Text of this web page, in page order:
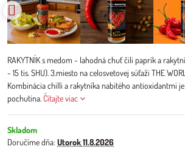
RAKYTNÍK s medom - lahodná chuť čili paprík a
- 15 tis. SHU). 3.miesto na celosvetovej súťaži THE
Kombinácia chilli a rakytníka nabitého antioxidantmi
pochutina. Čítajte viac
Skladom
Doručíme dňa: Utorok11.8.2026